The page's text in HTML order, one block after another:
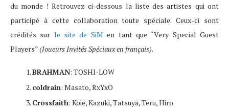
du monde ! Retrouvez ci-dessous la liste des artistes qui ont
participé à cette collaboration toute spéciale. Ceux-ci sont
crédités sur le site de SiM en tant que “Very Special Guest
Players”(Joueurs Invités Spéciaux en français).
BRAHMAN: TOSHI-LOW
coldrain: Masato, RxYxO
Crossfaith: Koie, Kazuki, Tatsuya, Teru, Hiro